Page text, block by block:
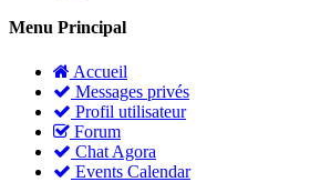
Menu Principal
Accueil
Messages privés
Profil utilisateur
Forum
Chat Agora
Events Calendar